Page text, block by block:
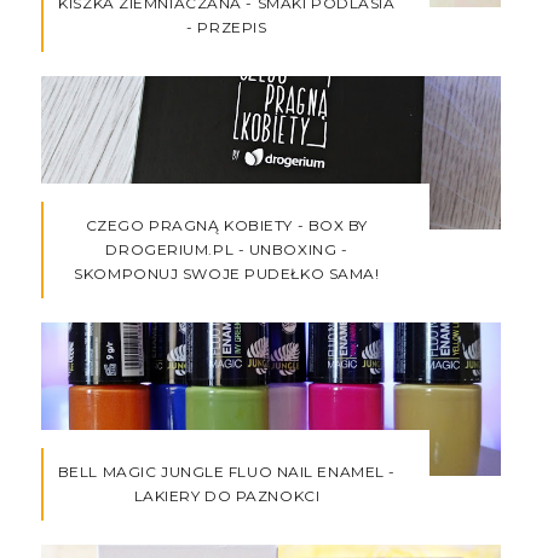
- PRZEPIS
CZEGO PRAGNĄ KOBIETY - BOX BY
DROGERIUM.PL - UNBOXING -
SKOMPONUJ SWOJE PUDEŁKO SAMA!
BELL MAGIC JUNGLE FLUO NAIL ENAMEL -
LAKIERY DO PAZNOKCI